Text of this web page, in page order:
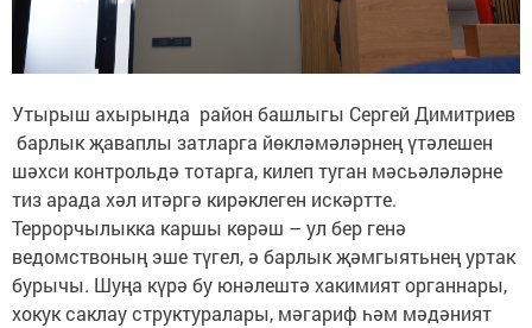
Утырыш ахырында район башлыгы Сергей Димитриев
барлык җаваплы затларга йөкләмәләрнең үтәлешен
шәхси контрольдә тотарга, килеп туган мәсьәләләрне
тиз арада хәл итәргә кирәклеген искәртте.
Террорчылыкка каршы көрәш – ул бер генә
ведомствоның эше түгел, ә барлык җәмгыятьнең уртак
бурычы. Шуңа күрә бу юнәлештә хакимият органнары,
хокук саклау структуралары, мәгариф һәм мәдәният